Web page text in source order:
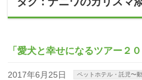
「愛犬と幸せになるツアー２
2017年6月25日 ペットホテル・託児〜